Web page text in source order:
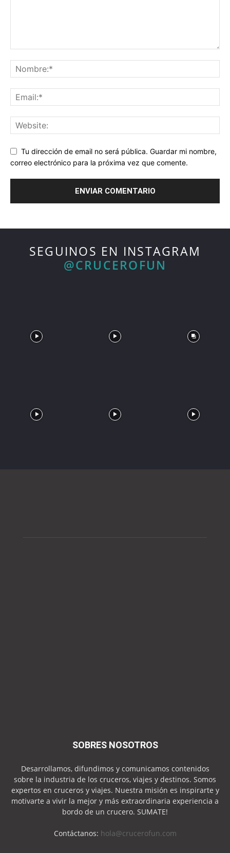
Tu dirección de email no será pública. Guardar mi nombre,
correo electrónico para la próxima vez que comente.
SEGUINOS EN INSTAGRAM
@CRUCEROFUN
SOBRES NOSOTROS
Desarrollamos, difundimos y comunicamos contenidos
sobre la industria de los cruceros, viajes y destinos. Somos
expertos en cruceros y viajes. Nuestra misión es inspirarte y
motivarte a vivir la mejor y más extraordinaria experiencia a
bordo de un crucero. SUMATE!
Contáctanos: hola@crucerofun.com